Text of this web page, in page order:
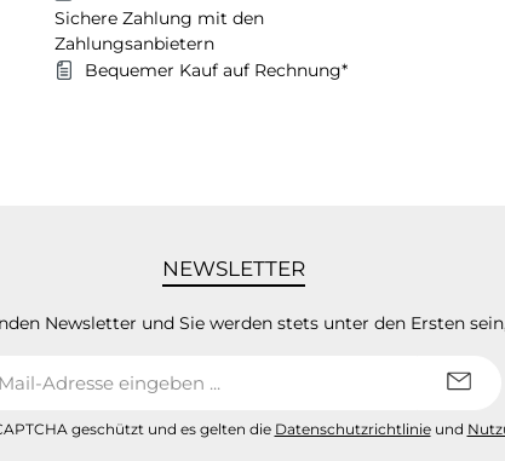
Sichere Zahlung mit den
Zahlungsanbietern
Bequemer Kauf auf Rechnung*
NEWSLETTER
Newsletter und Sie werden stets unter den Ersten
geschützt und es gelten die Datenschutzrichtlinieund